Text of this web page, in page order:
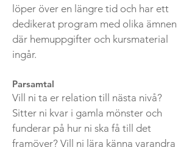
löper över en längre tid och har ett
dedikerat program med olika ämnen
där hemuppgifter och kursmaterial
ingår.
Parsamtal
Vill ni ta er relation till nästa nivå?
Sitter ni kvar i gamla mönster och
funderar på hur ni ska få till det
framöver? Vill ni lära känna varandra